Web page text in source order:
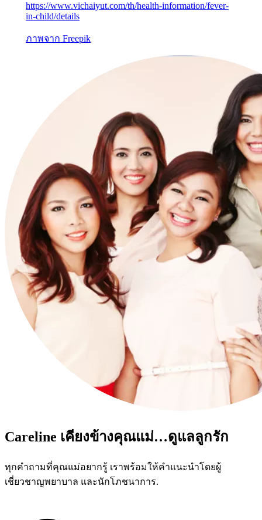
https://www.vichaiyut.com/th/health-information/fever-
in-child/details
ภาพจาก Freepik
Careline เคียงข้างคุณแม่…ดูแลลูกรัก
ทุกคำถามที่คุณแม่อยากรู้ เราพร้อมให้คำแนะนำโดยผู้
เชี่ยวชาญพยาบาล และนักโภชนาการ.